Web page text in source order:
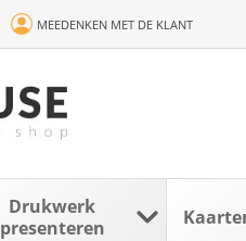
MEEDENKEN MET DE KLANT
Drukwerk
presenteren